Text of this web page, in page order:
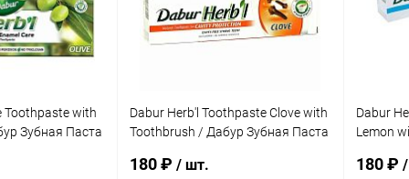
Toothpaste with
Зубная Паста
Ср.
Dabur Herb'l Toothpaste Clove with
Toothbrush / Дабур Зубная Паста
+ Зубная Щётка Ср. Жесткости
180 ₽ / шт.
Dabur
Lemon
Солью и
180 ₽